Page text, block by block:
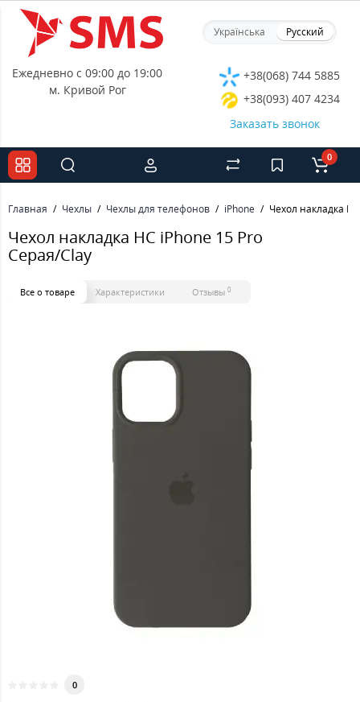
Українська Русский
Ежедневно с 09:00 до 19:00
м. Кривой Рог
+38(068) 744 5885
+38(093) 407 4234
Заказать звонок
0
Главная Чехлы Чехлы для телефонов iPhone Чехол накладка
Чехол накладка HC iPhone 15 Pro
Серая/Clay
Все о товаре Характеристики Отзывы 0
0